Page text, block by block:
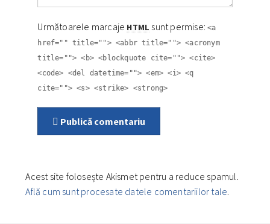
Următoarele marcaje HTML sunt permise:<a
href="" title=""> <abbr title=""> <acronym
title=""> <b> <blockquote cite=""> <cite>
<code> <del datetime=""> <em> <i> <q
cite=""> <s> <strike> <strong>
Publică comentariu
Acest site folosește Akismet pentru a reduce spamul.
Află cum sunt procesate datele comentariilor tale.